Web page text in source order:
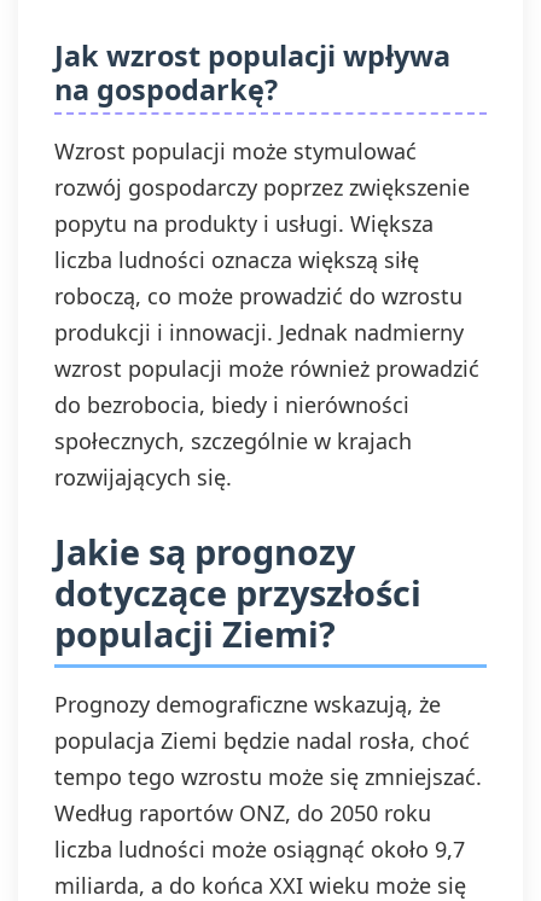
Jak wzrost populacji wpływa
na gospodarkę?
Wzrost populacji może stymulować
rozwój gospodarczy poprzez zwiększenie
popytu na produkty i usługi. Większa
liczba ludności oznacza większą siłę
roboczą, co może prowadzić do wzrostu
produkcji i innowacji. Jednak nadmierny
wzrost populacji może również prowadzić
do bezrobocia, biedy i nierówności
społecznych, szczególnie w krajach
rozwijających się.
Jakie są prognozy
dotyczące przyszłości
populacji Ziemi?
Prognozy demograficzne wskazują, że
populacja Ziemi będzie nadal rosła, choć
tempo tego wzrostu może się zmniejszać.
Według raportów ONZ, do 2050 roku
liczba ludności może osiągnąć około 9,7
miliarda, a do końca XXI wieku może się